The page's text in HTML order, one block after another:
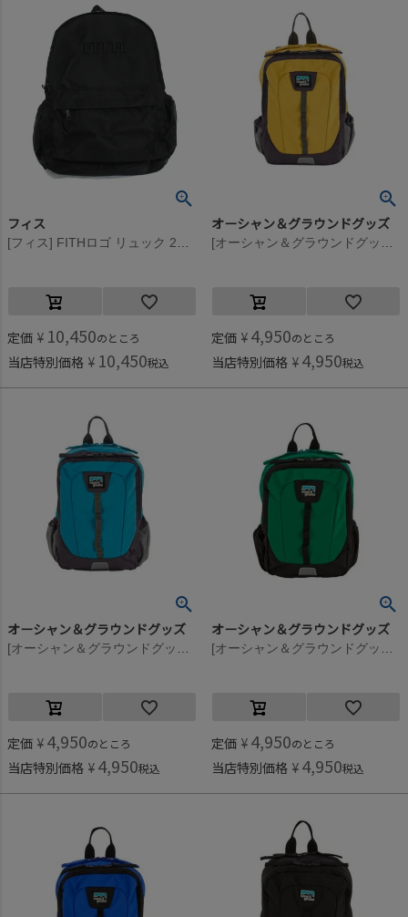
フィス
定価 ¥ 10,450のところ
当店特別価格 ¥ 10,450税込
オーシャン＆グラウンドグッズ
定価 ¥ 4,950のところ
当店特別価格 ¥ 4,950税込
オーシャン＆グラウンドグッズ
定価 ¥ 4,950のところ
当店特別価格 ¥ 4,950税込
オーシャン＆グラウンドグッズ
定価 ¥ 4,950のところ
当店特別価格 ¥ 4,950税込